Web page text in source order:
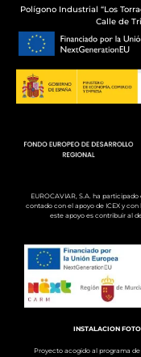
Polígono Industrial “Los
Calle de
EUROCAVIAR, S.A. ha
contado con el apoyo de ICEX y
este apoyo es contribuir al
INSTALACION
Proyecto acogido al programa